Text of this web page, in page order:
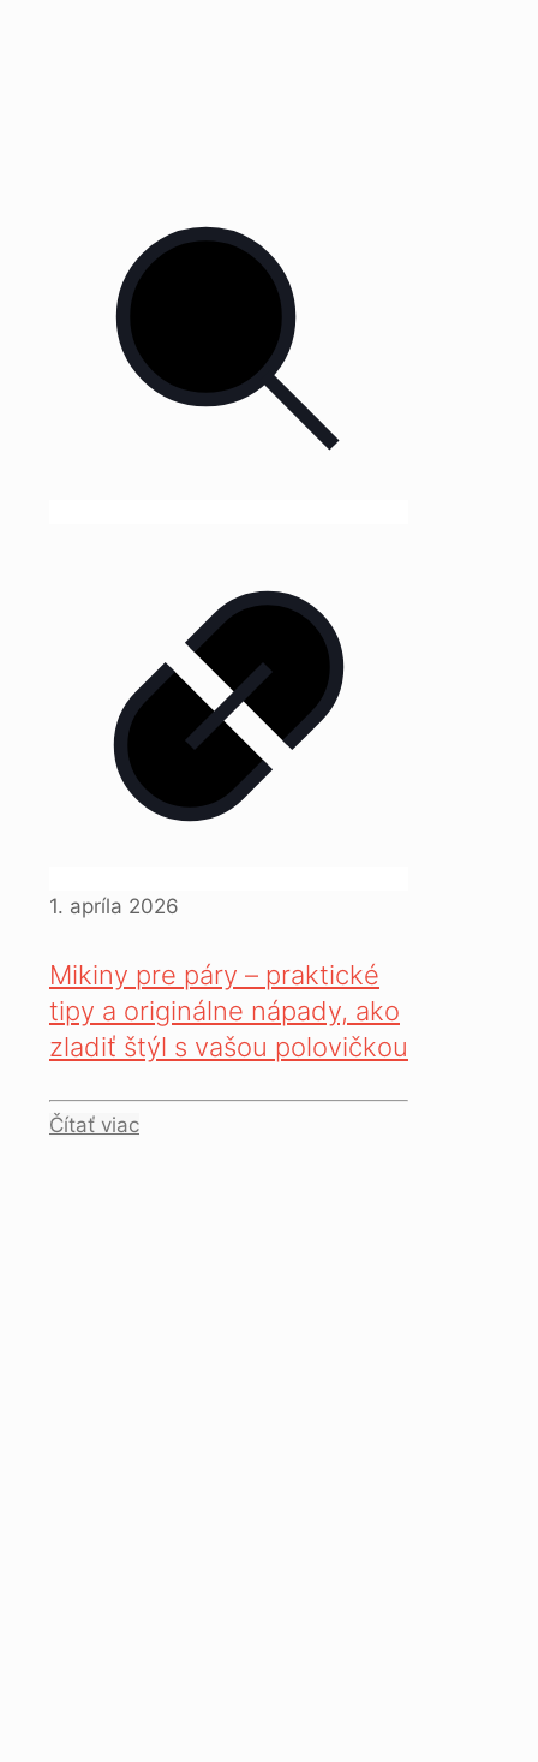
1. apríla 2026
Mikiny pre páry – praktické
tipy a originálne nápady, ako
zladiť štýl s vašou polovičkou
Čítať viac